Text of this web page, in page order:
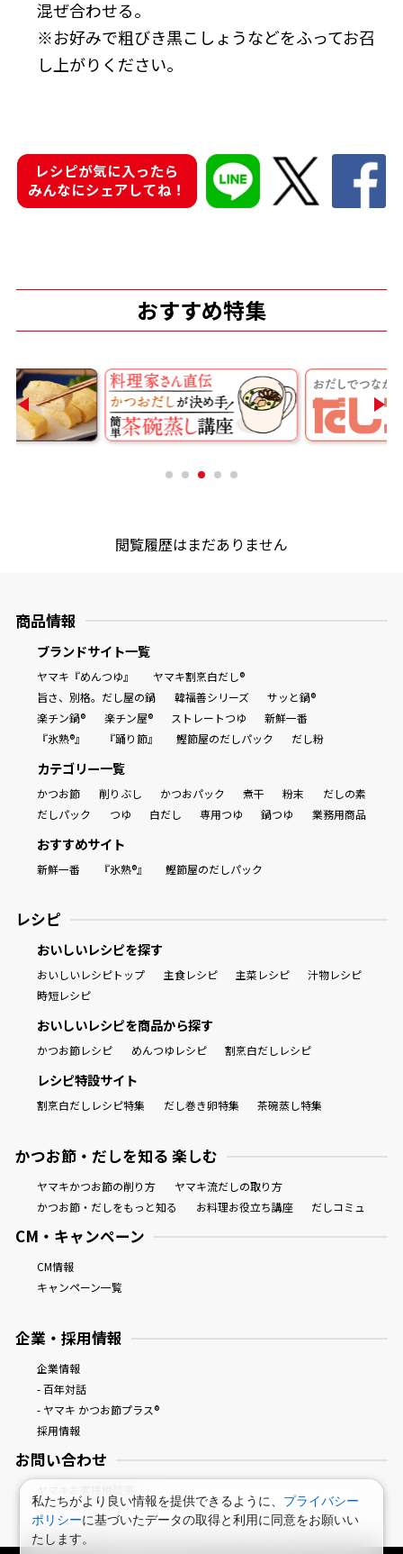
『踊り節』
商品情報一覧
だしパック
混ぜ合わせる。
※お好みで粗びき黒こしょうなどをふってお召
し上がりください。
レシピが気に入ったら
みんなにシェアしてね！
おすすめ特集
閲覧履歴はまだありません
商品情報
ブランドサイト一覧
ヤマキ『めんつゆ』
ヤマキ割烹白だし®
旨さ、別格。だし屋の鍋
韓福善シリーズ
サッと鍋®
楽チン鍋®
楽チン屋® ストレートつゆ
新鮮一番
『氷熟®』
『踊り節』 鰹節屋のだしパック だし粉
カテゴリー一覧
かつお節 削りぶし かつおパック 煮干 粉末
だしの素
だしパック
つゆ 白だし 専用つゆ 鍋つゆ 業務用商品
おすすめサイト
新鮮一番 『氷熟®』 鰹節屋のだしパック
レシピ
おいしいレシピを探す
おいしいレシピトップ 主食レシピ 主菜レシピ
汁物レシピ
時短レシピ
おいしいレシピを商品から探す
かつお節レシピ めんつゆレシピ 割烹白だしレシピ
レシピ特設サイト
割烹白だしレシピ特集 だし巻き卵特集 茶碗蒸し特集
かつお節・だしを知る 楽しむ
ヤマキかつお節の削り方
ヤマキ流だしの取り方
かつお節・だしをもっと知る
お料理お役立ち講座 だしコミュ
CM・キャンペーン
CM情報
キャンペーン一覧
企業・採用情報
企業情報
- 百年対話
- ヤマキ かつお節プラス®
採用情報
お問い合わせ
私たちがより良い情報を提供できるように、 プライバシー
ポリシーに基づいたデータの取得と利用に同意をお願いい
たします。